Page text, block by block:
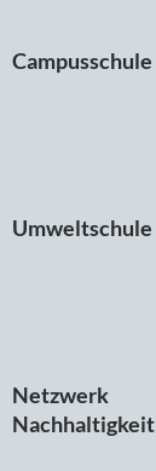
Campusschule
Umweltschule
Netzwerk
Nachhaltigkeit